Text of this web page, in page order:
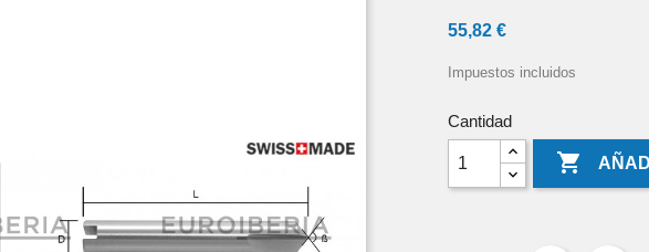
55,82 €
Impuestos incluidos
Cantidad
